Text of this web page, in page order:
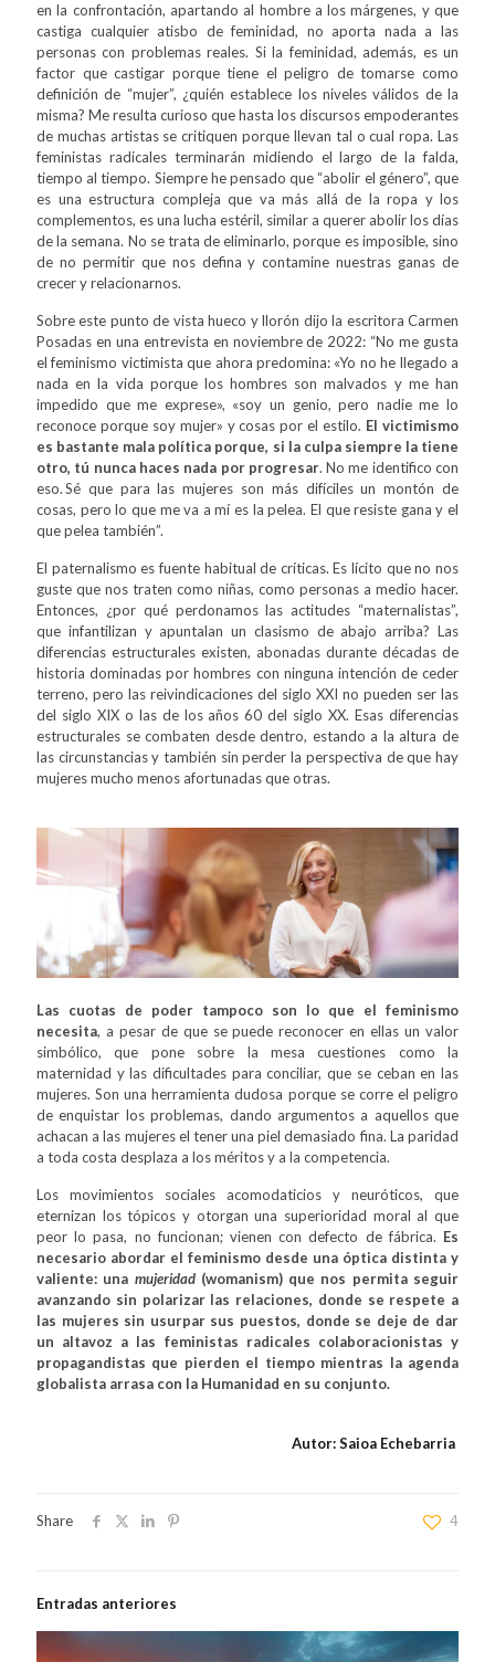
en la confrontación, apartando al hombre a los márgenes, y que
castiga cualquier atisbo de feminidad, no aporta nada a las
personas con problemas reales. Si la feminidad, además, es un
factor que castigar porque tiene el peligro de tomarse como
definición de “mujer”, ¿quién establece los niveles válidos de la
misma? Me resulta curioso que hasta los discursos empoderantes
de muchas artistas se critiquen porque llevan tal o cual ropa. Las
feministas radicales terminarán midiendo el largo de la falda,
tiempo al tiempo. Siempre he pensado que “abolir el género”, que
es una estructura compleja que va más allá de la ropa y los
complementos, es una lucha estéril, similar a querer abolir los días
de la semana. No se trata de eliminarlo, porque es imposible, sino
de no permitir que nos defina y contamine nuestras ganas de
crecer y relacionarnos.
Sobre este punto de vista hueco y llorón dijo la escritora Carmen
Posadas en una entrevista en noviembre de 2022: “No me gusta
el feminismo victimista que ahora predomina: «Yo no he llegado a
nada en la vida porque los hombres son malvados y me han
impedido que me exprese», «soy un genio, pero nadie me lo
reconoce porque soy mujer» y cosas por el estilo. El victimismo
es bastante mala política porque, si la culpa siempre la tiene
otro, tú nunca haces nada por progresar. No me identifico con
eso.Sé que para las mujeres son más difíciles un montón de
cosas, pero lo que me va a mí es la pelea. El que resiste gana y el
que pelea también”.
El paternalismo es fuente habitual de críticas. Es lícito que no nos
guste que nos traten como niñas, como personas a medio hacer.
Entonces, ¿por qué perdonamos las actitudes “maternalistas”,
que infantilizan y apuntalan un clasismo de abajo arriba? Las
diferencias estructurales existen, abonadas durante décadas de
historia dominadas por hombres con ninguna intención de ceder
terreno, pero las reivindicaciones del siglo XXI no pueden ser las
del siglo XIX o las de los años 60 del siglo XX. Esas diferencias
estructurales se combaten desde dentro, estando a la altura de
las circunstancias y también sin perder la perspectiva de que hay
mujeres mucho menos afortunadas que otras.
Las cuotas de poder tampoco son lo que el feminismo
necesita, a pesar de que se puede reconocer en ellas un valor
simbólico, que pone sobre la mesa cuestiones como la
maternidad y las dificultades para conciliar, que se ceban en las
mujeres. Son una herramienta dudosa porque se corre el peligro
de enquistar los problemas, dando argumentos a aquellos que
achacan a las mujeres el tener una piel demasiado fina. La paridad
a toda costa desplaza a los méritos y a la competencia.
Los movimientos sociales acomodaticios y neuróticos, que
eternizan los tópicos y otorgan una superioridad moral al que
peor lo pasa, no funcionan; vienen con defecto de fábrica. Es
necesario abordar el feminismo desde una óptica distinta y
valiente: una mujeridad(womanism) que nos permita seguir
avanzando sin polarizar las relaciones, donde se respete a
las mujeres sin usurpar sus puestos, donde se deje de dar
un altavoz a las feministas radicales colaboracionistas y
propagandistas que pierden el tiempo mientras la agenda
globalista arrasa con la Humanidad en su conjunto.
Autor: Saioa Echebarria
Share 4
Entradas anteriores